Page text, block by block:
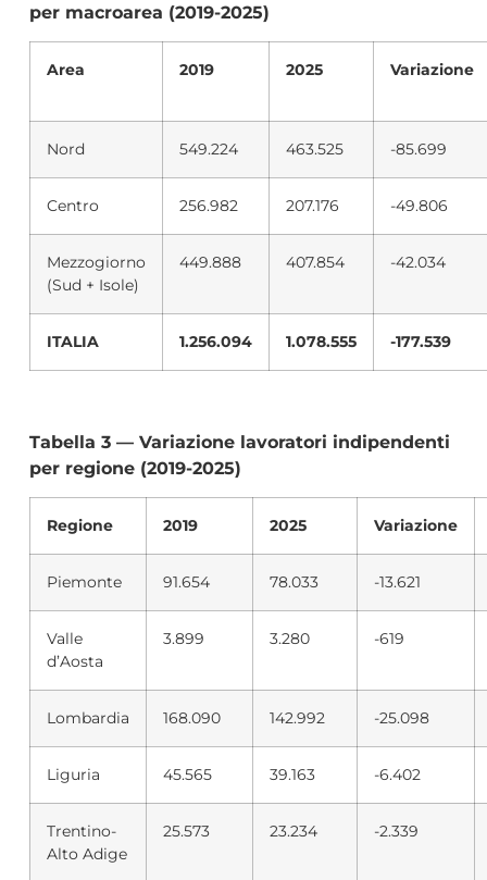
per macroarea (2019-2025)
Area 2019 2025 Variazione
Nord 549.224 463.525 -85.699
Centro 256.982 207.176 -49.806
Mezzogiorno
(Sud + Isole)
449.888 407.854 -42.034
ITALIA 1.256.094 1.078.555 -177.539
Tabella 3 — Variazione lavoratori indipendenti
per regione (2019-2025)
Regione 2019 2025 Variazione
Piemonte 91.654 78.033 -13.621
Valle
d’Aosta
3.899 3.280 -619
Lombardia 168.090 142.992 -25.098
Liguria 45.565 39.163 -6.402
Trentino-
Alto Adige
25.573 23.234 -2.339